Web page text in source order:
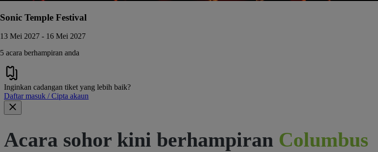
Sonic Temple Festival
13 Mei 2027 - 16 Mei 2027
5 acara berhampiran anda
Inginkan cadangan tiket yang lebih baik?
Daftar masuk / Cipta akaun
Acara sohor kini berhampiran Columbus